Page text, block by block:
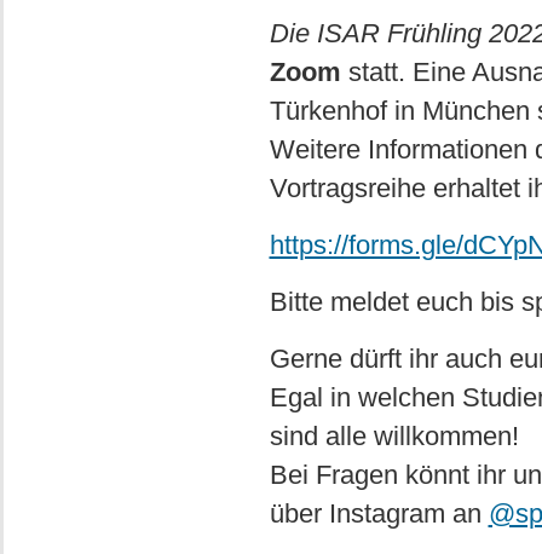
Die ISAR Frühling
Zoom statt. Eine
Türkenhof in München
Weitere Informationen
Vortragsreihe erhaltet
https://forms.gle/
Bitte meldet euch bis
Gerne dürft ihr auch
Egal in welchen
sind alle willkommen!
Bei Fragen könnt ihr
über Instagram an